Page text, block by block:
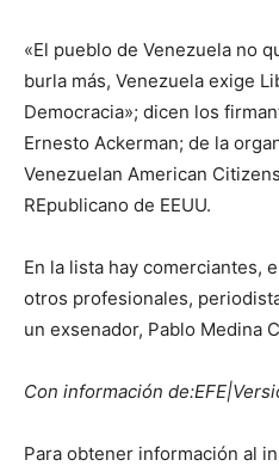
«El pueblo de Venezuela no
burla más, Venezuela exige
Democracia»; dicen los
Ernesto Ackerman; de la
Venezuelan American
REpublicano de EEUU.
En la lista hay comerciantes,
otros profesionales,
un exsenador, Pablo Medina
Con información
Para obtener información al